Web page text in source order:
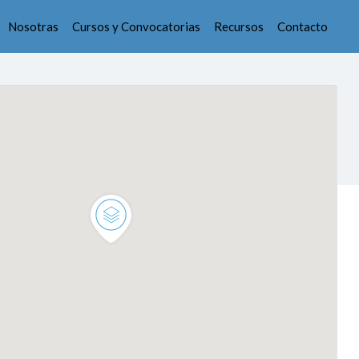
Nosotras Cursos y Convocatorias Recursos Contacto